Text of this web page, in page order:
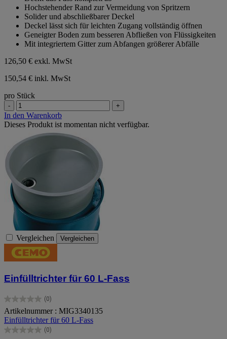
Hochstehender Rand zur Vermeidung von Spritzern
Solider und abschließbarer Deckel
Deckel lässt sich für leichten Zugang vollständig öffnen
Geneigter Boden zum besseren Abfließen von Flüssigkeiten
Mit integriertem Gitter zum Abfangen größerer Abfälle
126,50 € exkl. MwSt
150,54 € inkl. MwSt
pro Stück
- +
In den Warenkorb
Dieses Produkt ist momentan nicht verfügbar.
Vergleichen Vergleichen
Einfülltrichter für 60 L-Fass
(0)
0.0
von
5
Sternen.
Artikelnummer : MIG3340135
Einfülltrichter für 60 L-Fass
(0)
0.0